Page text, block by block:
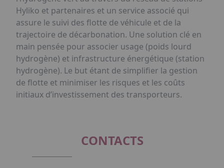
Hyliko et partenaires et un service associé qui
assure le suivi des flotte de véhicule et de la
trajectoire de décarbonation. Une solution clé en
main pensée pour associer usage (poids lourd
hydrogène) et infrastructure énergétique (station
hydrogène). Le but étant de simplifier la gestion
de flotte et minimiser les risques et les coûts
initiaux d’investissement des transporteurs.
CONTACTS